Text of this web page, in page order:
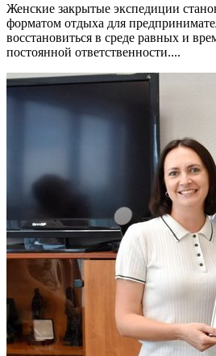
Женские закрытые экспедиции
форматом отдыха для
восстановиться в среде равных и
постоянной ответственности....